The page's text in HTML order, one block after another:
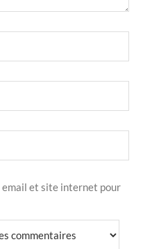
email et site internet pour